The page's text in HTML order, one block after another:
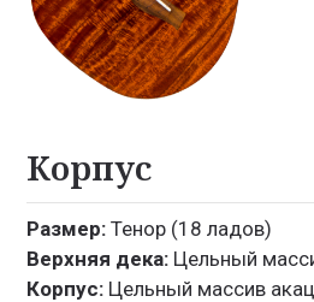
Корпус
Размер: Тенор (18 ладов)
Верхняя дека: Цельный
Корпус: Цельный массив